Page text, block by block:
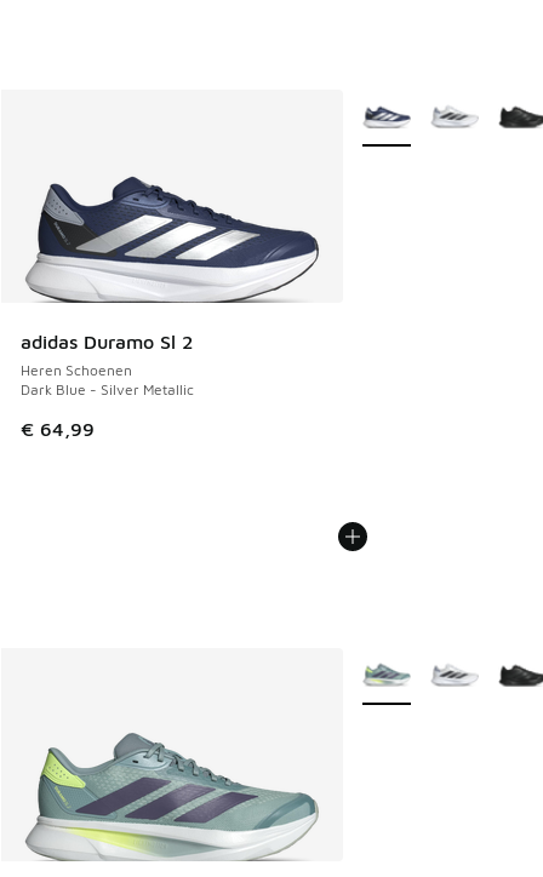
adidas Duramo Sl 2
Heren Schoenen
Dark Blue - Silver Metallic
€ 64,99
Meer kleuren
Meer kleuren